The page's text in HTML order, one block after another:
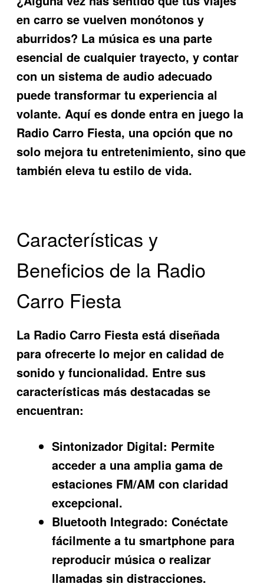
en carro se vuelven monótonos y
aburridos? La música es una parte
esencial de cualquier trayecto, y contar
con un sistema de audio adecuado
puede transformar tu experiencia al
volante. Aquí es donde entra en juego la
Radio Carro Fiesta, una opción que no
solo mejora tu entretenimiento, sino que
también eleva tu estilo de vida.
Características y
Beneficios de la Radio
Carro Fiesta
La Radio Carro Fiesta está diseñada
para ofrecerte lo mejor en calidad de
sonido y funcionalidad. Entre sus
características más destacadas se
encuentran:
Sintonizador Digital: Permite
acceder a una amplia gama de
estaciones FM/AM con claridad
excepcional.
Bluetooth Integrado: Conéctate
fácilmente a tu smartphone para
reproducir música o realizar
llamadas sin distracciones.